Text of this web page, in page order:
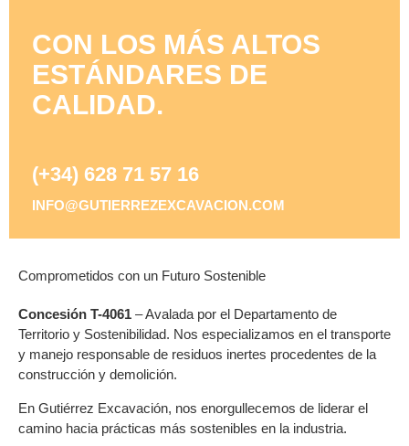
CON LOS MÁS ALTOS
ESTÁNDARES DE
CALIDAD.
(+34) 628 71 57 16
INFO@GUTIERREZEXCAVACION.COM
Comprometidos con un Futuro Sostenible
Concesión T-4061 – Avalada por el Departamento de
Territorio y Sostenibilidad. Nos especializamos en el transporte
y manejo responsable de residuos inertes procedentes de la
construcción y demolición.
En Gutiérrez Excavación, nos enorgullecemos de liderar el
camino hacia prácticas más sostenibles en la industria.